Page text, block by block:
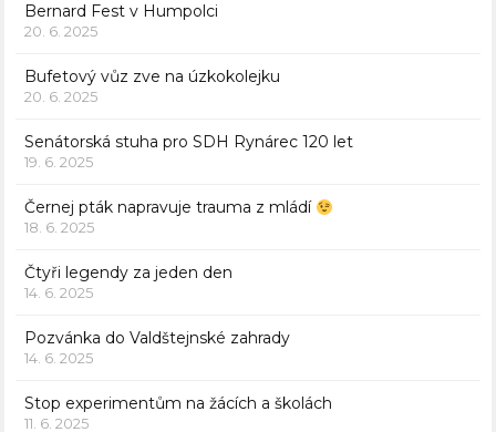
Bernard Fest v Humpolci
20. 6. 2025
Bufetový vůz zve na úzkokolejku
20. 6. 2025
Senátorská stuha pro SDH Rynárec 120 let
19. 6. 2025
Černej pták napravuje trauma z mládí
18. 6. 2025
Čtyři legendy za jeden den
14. 6. 2025
Pozvánka do Valdštejnské zahrady
14. 6. 2025
Stop experimentům na žácích a školách
11. 6. 2025